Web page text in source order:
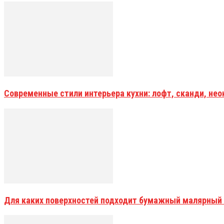
Современные стили интерьера кухни: лофт, сканди,
Для каких поверхностей подходит бумажный малярный